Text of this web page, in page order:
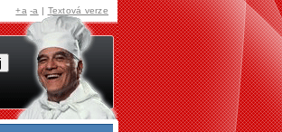
+a -a | Textová verze